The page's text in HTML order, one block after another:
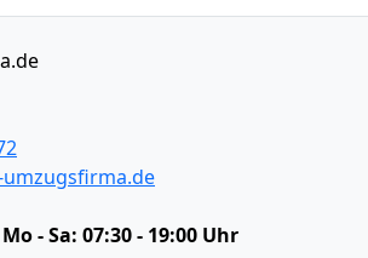
umzugsfirma.de
Mo - Sa: 07:30 - 19:00 Uhr